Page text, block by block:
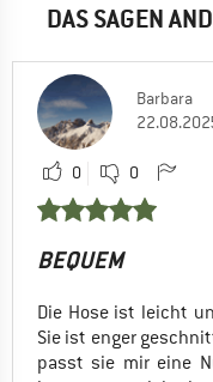
DAS SAGEN
Barbara
0 0
BEQUEM
Die Hose ist leicht
Sie ist enger
passt sie mir eine